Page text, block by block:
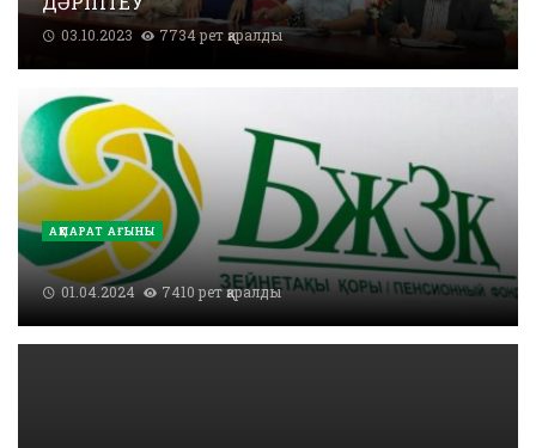
03.10.2023 7734 рет қаралды
АҚПАРАТ АҒЫНЫ
01.04.2024 7410 рет қаралды